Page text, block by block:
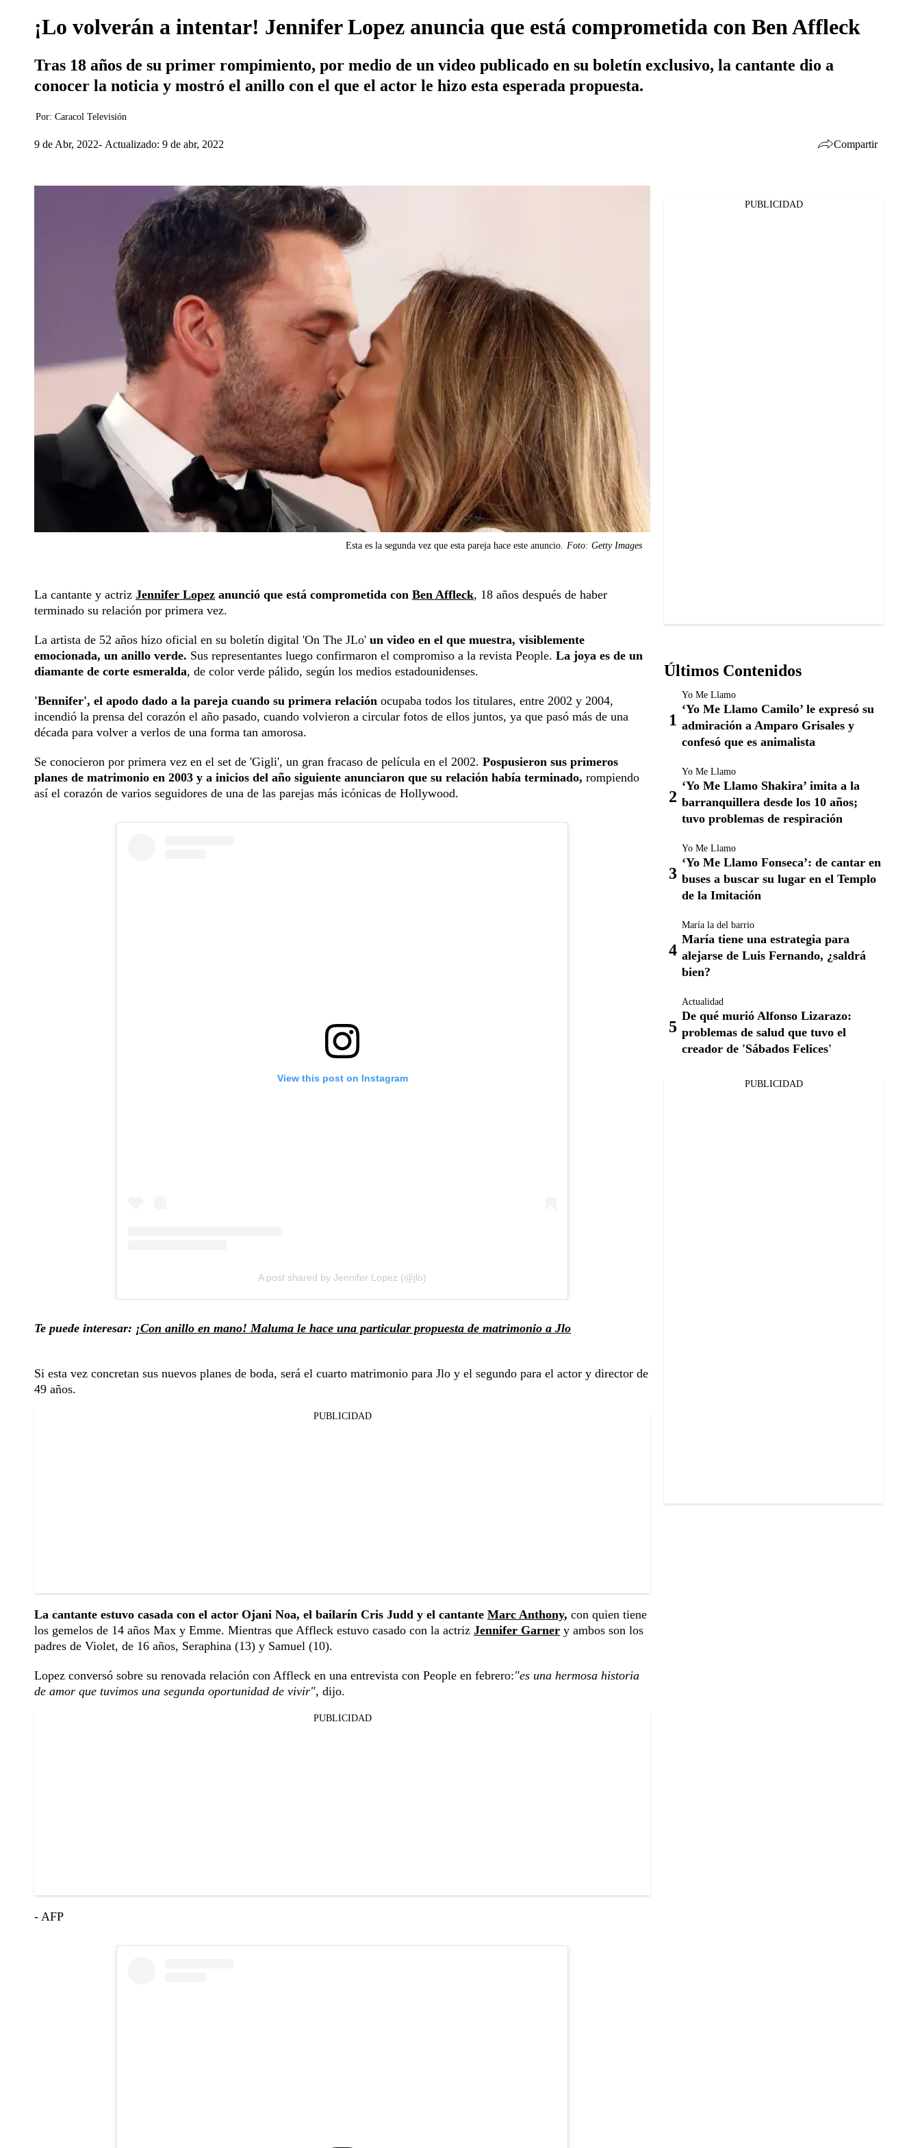
¡Lo volverán a intentar! Jennifer Lopez anuncia que está comprometida con Ben Affleck
Tras 18 años de su primer rompimiento, por medio de un video publicado en su boletín exclusivo, la cantante dio a
conocer la noticia y mostró el anillo con el que el actor le hizo esta esperada propuesta.
Por: Caracol Televisión
9 de Abr, 2022 Actualizado: 9 de abr, 2022 Compartir
Esta es la segunda vez que esta pareja hace este anuncio. Foto: Getty Images
La cantante y actriz Jennifer Lopez anunció que está comprometida con Ben Affleck, 18 años después de haber
terminado su relación por primera vez.
La artista de 52 años hizo oficial en su boletín digital 'On The JLo' un video en el que muestra, visiblemente
emocionada, un anillo verde. Sus representantes luego confirmaron el compromiso a la revista People. La joya es de un
diamante de corte esmeralda, de color verde pálido, según los medios estadounidenses.
'Bennifer', el apodo dado a la pareja cuando su primera relación ocupaba todos los titulares, entre 2002 y 2004,
incendió la prensa del corazón el año pasado, cuando volvieron a circular fotos de ellos juntos, ya que pasó más de una
década para volver a verlos de una forma tan amorosa.
Se conocieron por primera vez en el set de 'Gigli', un gran fracaso de película en el 2002. Pospusieron sus primeros
planes de matrimonio en 2003 y a inicios del año siguiente anunciaron que su relación había terminado, rompiendo
así el corazón de varios seguidores de una de las parejas más icónicas de Hollywood.
View this post on Instagram
A post shared by Jennifer Lopez (@jlo)
Te puede interesar: ¡Con anillo en mano! Maluma le hace una particular propuesta de matrimonio a Jlo
Si esta vez concretan sus nuevos planes de boda, será el cuarto matrimonio para Jlo y el segundo para el actor y director de
49 años.
PUBLICIDAD
La cantante estuvo casada con el actor Ojani Noa, el bailarín Cris Judd y el cantante Marc Anthony, con quien tiene
los gemelos de 14 años Max y Emme. Mientras que Affleck estuvo casado con la actriz Jennifer Garner y ambos son los
padres de Violet, de 16 años, Seraphina (13) y Samuel (10).
Lopez conversó sobre su renovada relación con Affleck en una entrevista con People en febrero:"es una hermosa historia
de amor que tuvimos una segunda oportunidad de vivir", dijo.
PUBLICIDAD
- AFP
PUBLICIDAD
Últimos Contenidos
Yo Me Llamo
‘Yo Me Llamo Camilo’ le expresó su
admiración a Amparo Grisales y
confesó que es animalista
Yo Me Llamo
‘Yo Me Llamo Shakira’ imita a la
barranquillera desde los 10 años;
tuvo problemas de respiración
Yo Me Llamo
‘Yo Me Llamo Fonseca’: de cantar en
buses a buscar su lugar en el Templo
de la Imitación
María la del barrio
María tiene una estrategia para
alejarse de Luis Fernando, ¿saldrá
bien?
Actualidad
De qué murió Alfonso Lizarazo:
problemas de salud que tuvo el
creador de 'Sábados Felices'
PUBLICIDAD